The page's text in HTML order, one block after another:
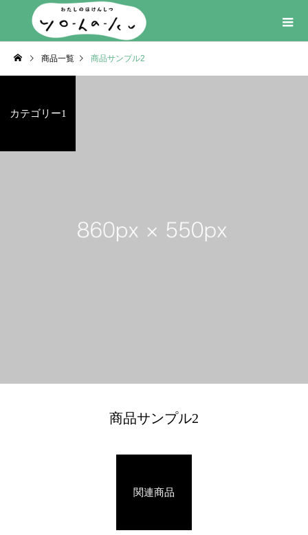
商品一覧 商品サンプル2
カテゴリー1
商品サンプル2
関連商品